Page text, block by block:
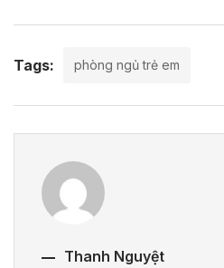
Tags: phòng ngủ trẻ em
Thanh Nguyệt